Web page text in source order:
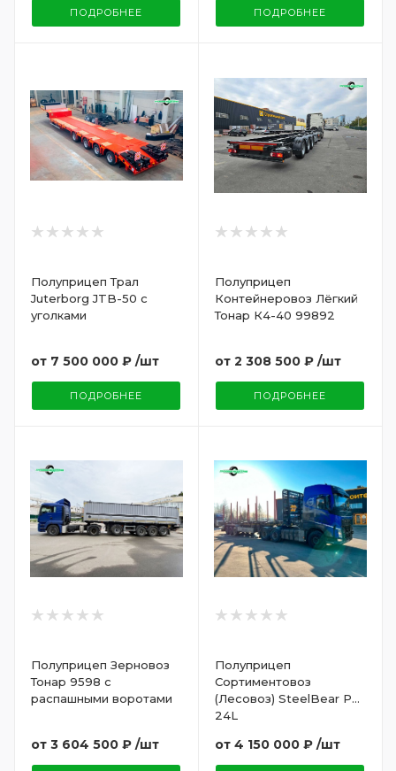
ПОДРОБНЕЕ ПОДРОБНЕЕ
Полуприцеп Трал
Juterborg JTB-50 с
уголками
от 7 500 000 ₽ /шт
ПОДРОБНЕЕ
Полуприцеп
Контейнеровоз Лёгкий
Тонар К4-40 99892
от 2 308 500 ₽ /шт
ПОДРОБНЕЕ
Полуприцеп Зерновоз
Тонар 9598 с
распашными воротами
от 3 604 500 ₽ /шт
Полуприцеп
Сортиментовоз
(Лесовоз) SteelBear PT-
24L
от 4 150 000 ₽ /шт